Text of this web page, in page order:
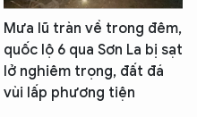
Mưa lũ tràn về trong đêm,
quốc lộ 6 qua Sơn La bị sạt
lở nghiêm trọng, đất đá
vùi lấp phương tiện